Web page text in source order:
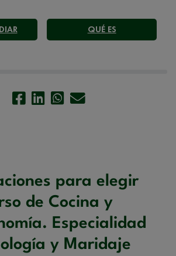
QUÉ ES
para elegir
de Cocina y
Especialidad
y Maridaje